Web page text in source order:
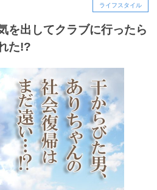
ライフスタイル
を出してクラブに行ったら
た!?